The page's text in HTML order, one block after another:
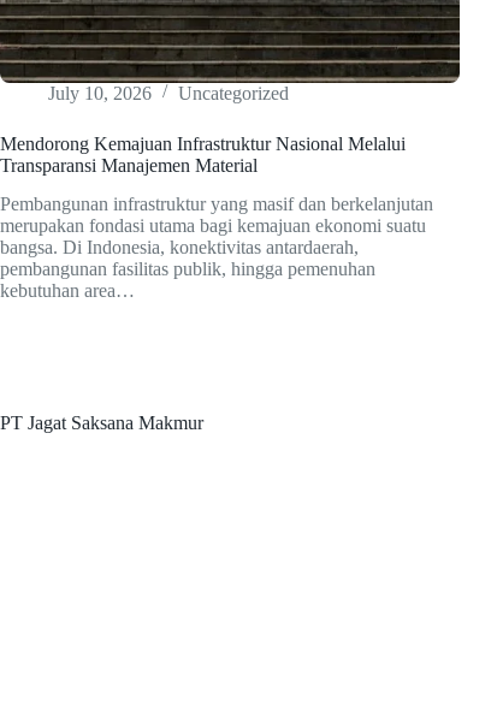
July 10, 2026 Uncategorized
Mendorong Kemajuan Infrastruktur Nasional Melalui
Transparansi Manajemen Material
Pembangunan infrastruktur yang masif dan berkelanjutan
merupakan fondasi utama bagi kemajuan ekonomi suatu
bangsa. Di Indonesia, konektivitas antardaerah,
pembangunan fasilitas publik, hingga pemenuhan
kebutuhan area…
PT Jagat Saksana Makmur